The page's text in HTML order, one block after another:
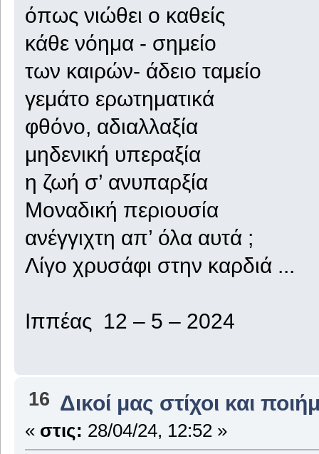
όπως νιώθει ο καθείς
κάθε νόημα - σημείο
των καιρών- άδειο ταμείο
γεμάτο ερωτηματικά
φθόνο, αδιαλλαξία
μηδενική υπεραξία
η ζωή σ’ ανυπαρξία
Μοναδική περιουσία
ανέγγιχτη απ’ όλα αυτά ;
Λίγο χρυσάφι στην καρδιά ...
Ιππέας 12 – 5 – 2024
16 Δικοί μας στίχοι και
« στις: 28/04/24, 12:52 »